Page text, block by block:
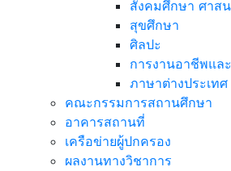
สังคมศึกษา ศาส
สุขศึกษา
ศิลปะ
การงานอาชีพแล
ภาษาต่างประเทศ
คณะกรรมการสถานศึกษา
อาคารสถานที่
เครือข่ายผู้ปกครอง
ผลงานทางวิชาการ